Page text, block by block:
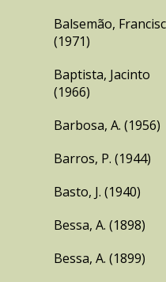
Balsemão,
(1971)
Baptista, Jacinto
(1966)
Barbosa, A. (1956)
Barros, P. (1944)
Basto, J. (1940)
Bessa, A. (1898)
Bessa, A. (1899)